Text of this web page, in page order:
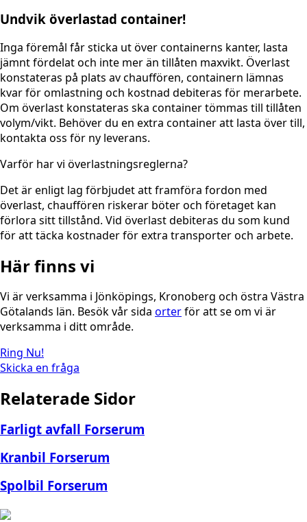
Undvik överlastad container!
Inga föremål får sticka ut över containerns kanter, lasta
jämnt fördelat och inte mer än tillåten maxvikt. Överlast
konstateras på plats av chauffören, containern lämnas
kvar för omlastning och kostnad debiteras för merarbete.
Om överlast konstateras ska container tömmas till tillåten
volym/vikt. Behöver du en extra container att lasta över till,
kontakta oss för ny leverans.
Varför har vi överlastningsreglerna?
Det är enligt lag förbjudet att framföra fordon med
överlast, chauffören riskerar böter och företaget kan
förlora sitt tillstånd. Vid överlast debiteras du som kund
för att täcka kostnader för extra transporter och arbete.
Här finns vi
Vi är verksamma i Jönköpings, Kronoberg och östra Västra
Götalands län. Besök vår sida orterför att se om vi är
verksamma i ditt område.
Ring Nu!
Skicka en fråga
Relaterade Sidor
Farligt avfall Forserum
Kranbil Forserum
Spolbil Forserum